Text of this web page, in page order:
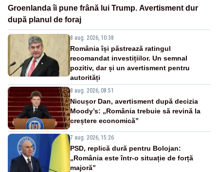
Groenlanda îi pune frână lui Trump. Avertisment dur
după planul de foraj
8 aug. 2026, 10:38
România își păstrează ratingul
recomandat investițiilor. Un semnal
pozitiv, dar și un avertisment pentru
autorități
8 aug. 2026, 08:51
Nicușor Dan, avertisment după decizia
Moody’s: „România trebuie să revină la
creștere economică”
7 aug. 2026, 15:26
PSD, replică dură pentru Bolojan:
„România este într-o situație de forță
majoră”